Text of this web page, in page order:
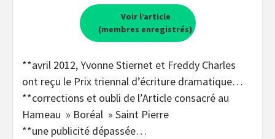
Voir l’article
(membres enregistrés)
**avril 2012, Yvonne Stiernet et Freddy Charles
ont reçu le Prix triennal d’écriture dramatique…
**corrections et oubli de l’Article consacré au
Hameau » Boréal » Saint Pierre
**une publicité dépassée…